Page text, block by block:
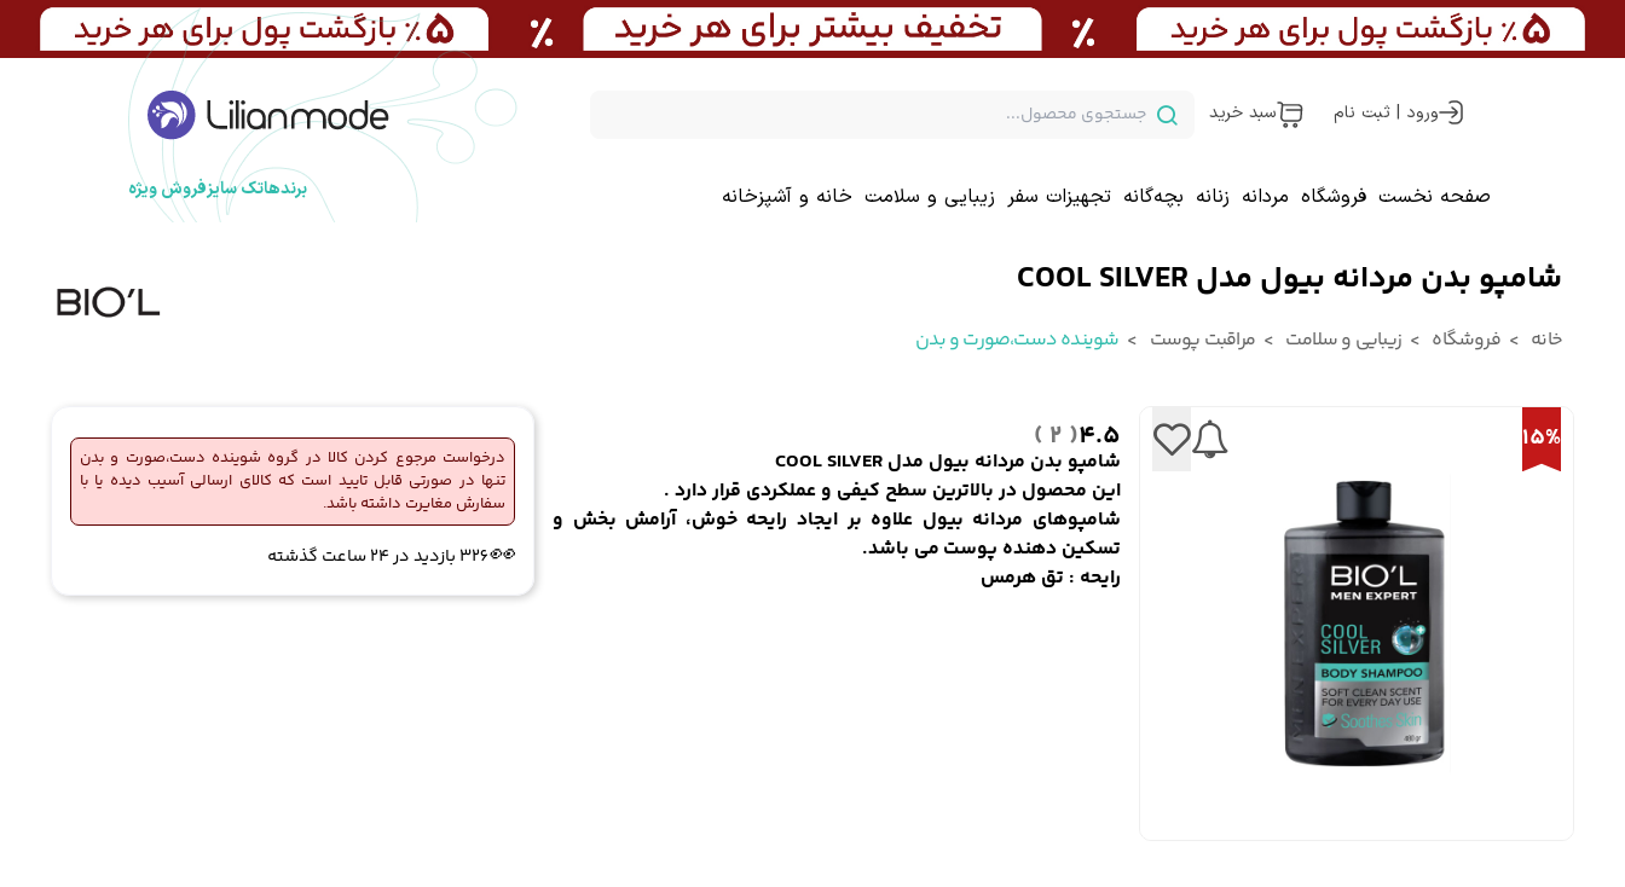
سبد خرید ورود | ثبت نام
صفحه نخست فروشگاه مردانه زنانه بچه‌گانه تجهیزات سفر زیبایی و سلامت خانه و آشپزخانه برندهاتک سایزفروش ویژه
شامپو بدن مردانه بیول مدل COOL SILVER
خانه فروشگاه زیبایی و سلامت مراقبت پوست شوینده دست،صورت و بدن
15%
4.5
( 2 )
شامپو بدن مردانه بیول مدل COOL SILVER
این محصول در بالاترین سطح کیفی و عملکردی قرار دارد .
شامپوهای مردانه بیول علاوه بر ایجاد رایحه خوش،آرامش بخش و
تسکین دهنده پوست می باشد.
رایحه : تق هرمس
درخواست مرجوع کردن کالا در گروه شوینده دست،صورت و بدن
تنها در صورتی قابل تایید است که کالای ارسالی آسیب دیده یا با
سفارش مغایرت داشته باشد.🔥3 فروش در هفته گذشته
👀326 بازدید در ۲۴ ساعت گذشته